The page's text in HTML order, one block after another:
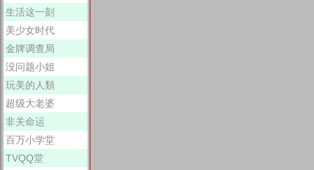
生活这一刻
美少女时代
金牌调查局
没问题小姐
玩美的人類
超级大老婆
非关命运
百万小学堂
TVQQ堂